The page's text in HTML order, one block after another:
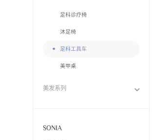
足科诊疗椅
沐足椅
足科工具车
美甲桌
美发系列
SONIA